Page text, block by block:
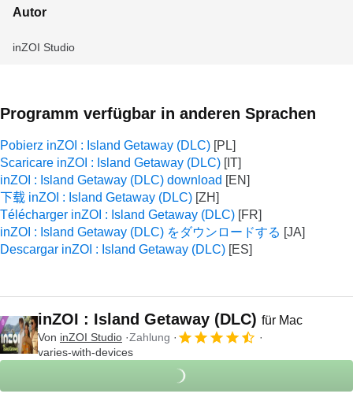
Autor
inZOI Studio
Programm verfügbar in anderen Sprachen
Pobierz inZOI : Island Getaway (DLC)
Scaricare inZOI : Island Getaway (DLC)
inZOI : Island Getaway (DLC) download
下载 inZOI : Island Getaway (DLC)
Télécharger inZOI : Island Getaway (DLC)
inZOI : Island Getaway (DLC) をダウンロードする
Descargar inZOI : Island Getaway (DLC)
inZOI : Island Getaway (DLC) für Mac
Von inZOI Studio Zahlung
varies-with-devices